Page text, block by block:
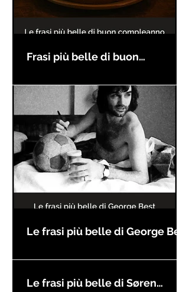
Frasi più belle di buon
Le frasi più belle di George Best
Le frasi più belle di Søren